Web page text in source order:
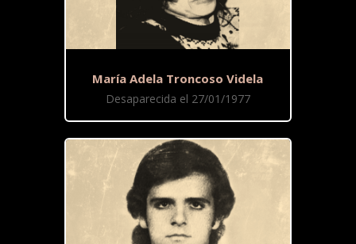
María Adela Troncoso Videla
Desaparecida el 27/01/1977